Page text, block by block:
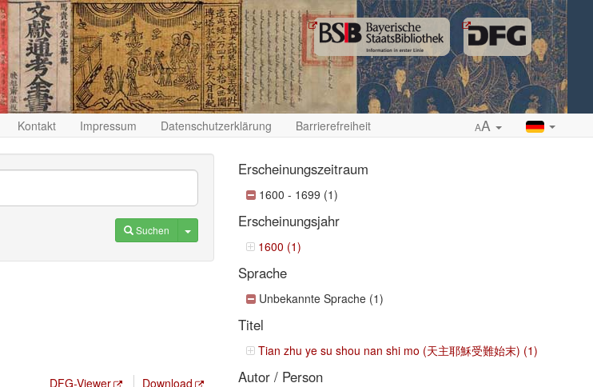
Kontakt Impressum Datenschutzerklärung Barrierefreiheit AA
Suchen Toggle Dropdown
DFG-Viewer Download
Erscheinungszeitraum
1600 - 1699 (1)
Erscheinungsjahr
1600 (1)
Sprache
Unbekannte Sprache (1)
Titel
Tian zhu ye su shou nan shi mo (天主耶穌受難始末) (1)
Autor / Person